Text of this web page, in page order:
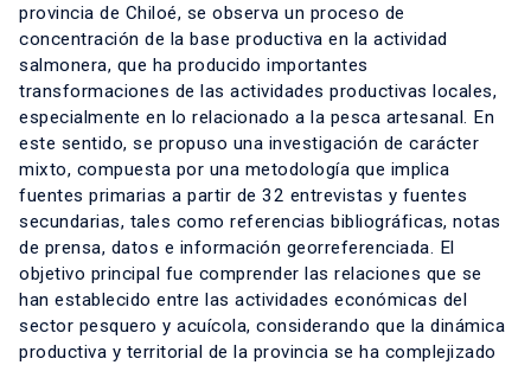
provincia de Chiloé, se observa un proceso de
concentración de la base productiva en la actividad
salmonera, que ha producido importantes
transformaciones de las actividades productivas locales,
especialmente en lo relacionado a la pesca artesanal. En
este sentido, se propuso una investigación de carácter
mixto, compuesta por una metodología que implica
fuentes primarias a partir de 32 entrevistas y fuentes
secundarias, tales como referencias bibliográficas, notas
de prensa, datos e información georreferenciada. El
objetivo principal fue comprender las relaciones que se
han establecido entre las actividades económicas del
sector pesquero y acuícola, considerando que la dinámica
productiva y territorial de la provincia se ha complejizado